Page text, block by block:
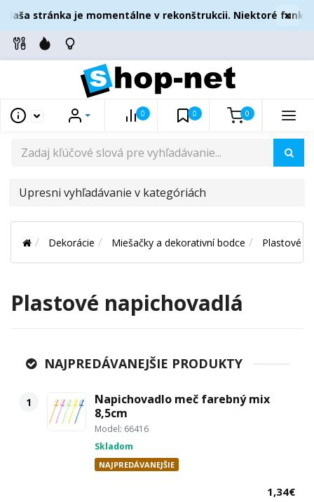
stránka je momentálne v rekonštrukcii. Niektoré ×
0 0 0
UPRESNI
V
KATEGÓRIÁCH
Dekorácie Miešačky a dekorativní bodce Plastové
Plastové napichovadlá
NAJPREDÁVANEJŠIE PRODUKTY
1
Napichovadlo meč farebný mix
8,5cm
Model: 66416
Skladom
NAJPREDÁVANEJŠIE
1,34€